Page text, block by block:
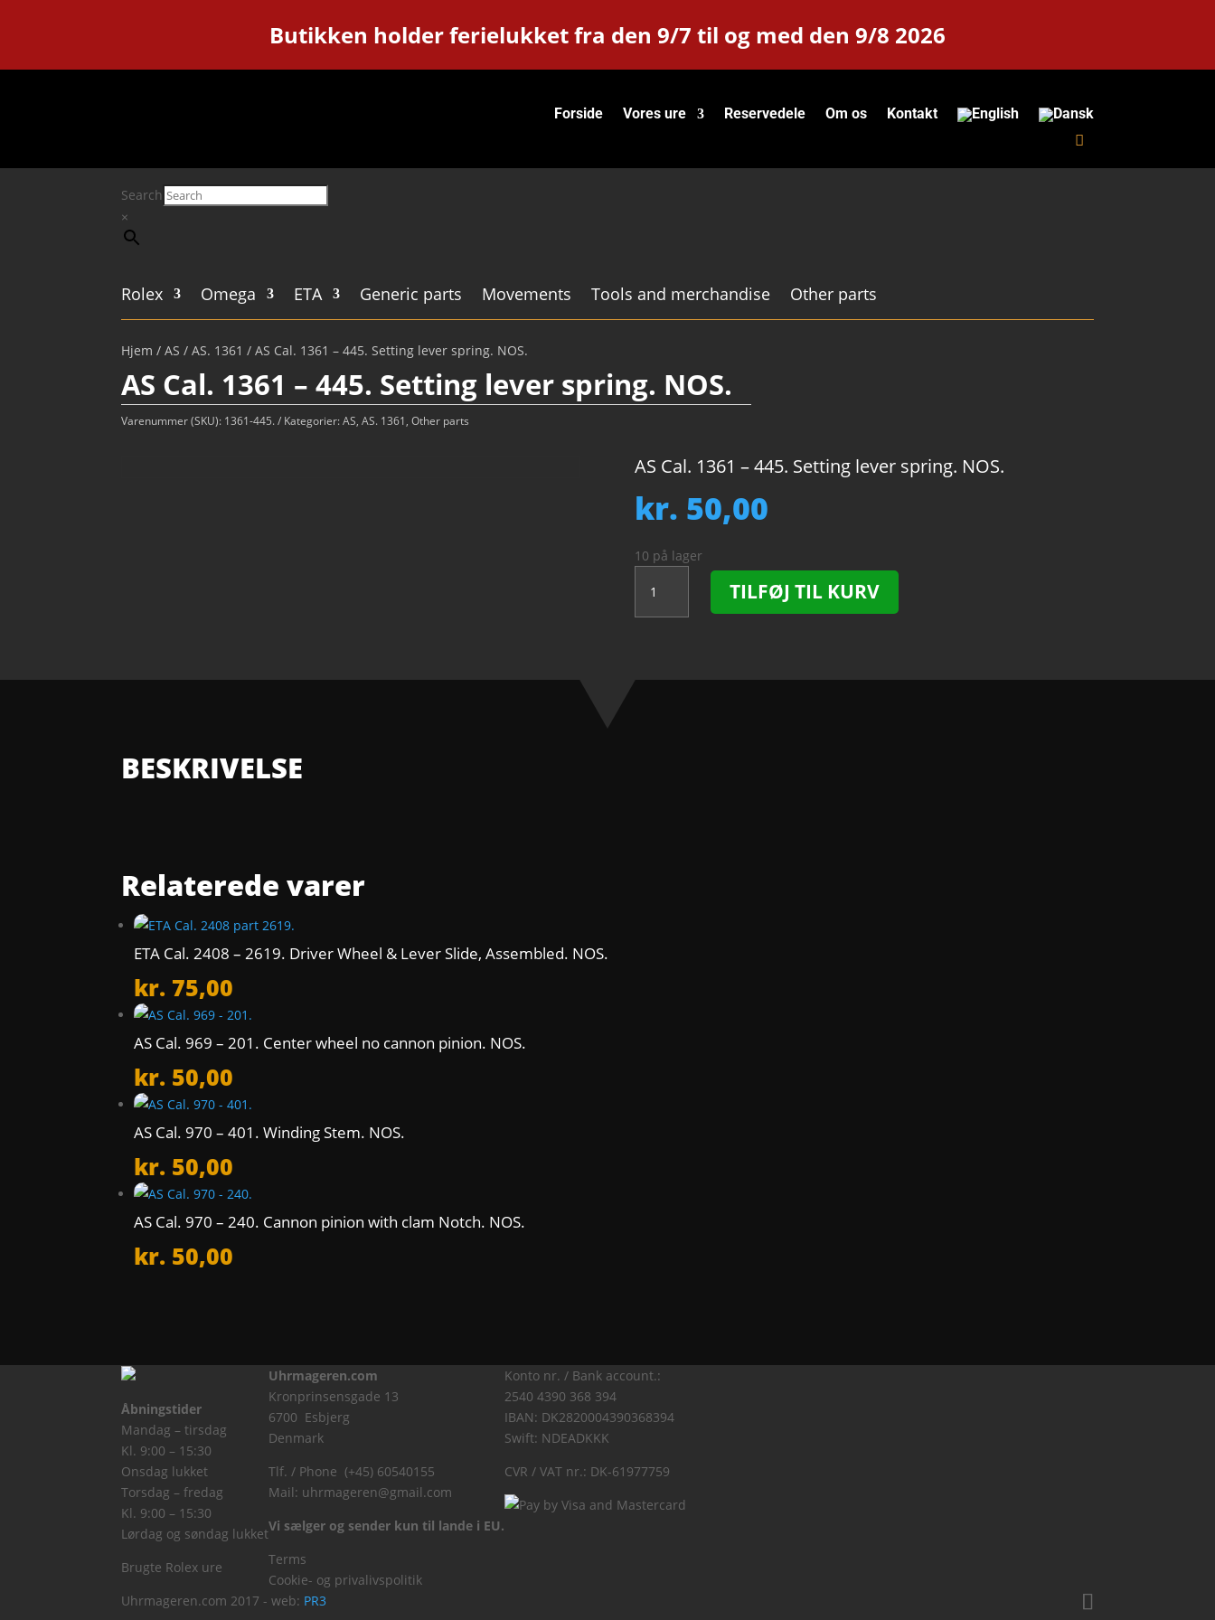
Butikken holder ferielukket fra den 9/7 til og med den 9/8 2026
Forside Vores ure Reservedele Om os Kontakt
Search
×
Rolex Omega ETA Generic parts Movements Tools and merchandise Other parts
Hjem /AS /AS. 1361 / AS Cal. 1361 – 445. Setting lever spring. NOS.
AS Cal. 1361 – 445. Setting lever spring. NOS.
Varenummer (SKU): 1361-445. Kategorier:AS,AS. 1361,Other parts
AS Cal. 1361 – 445. Setting lever spring. NOS.
kr. 50,00
10 på lager
Cal.
1361
Setting
TILFØJ TIL KURV
BESKRIVELSE
Relaterede varer
ETA Cal. 2408 – 2619. Driver Wheel & Lever Slide, Assembled. NOS.
kr. 75,00
AS Cal. 969 – 201. Center wheel no cannon pinion. NOS.
kr. 50,00
AS Cal. 970 – 401. Winding Stem. NOS.
kr. 50,00
AS Cal. 970 – 240. Cannon pinion with clam Notch. NOS.
kr. 50,00
Åbningstider
Mandag – tirsdag
Kl. 9:00 – 15:30
Onsdag lukket
Torsdag – fredag
Kl. 9:00 – 15:30
Lørdag og søndag lukket
Brugte Rolex ure
Uhrmageren.com
Kronprinsensgade 13
6700 Esbjerg
Denmark
Tlf. / Phone (+45) 60540155
Mail: uhrmageren@gmail.com
Vi sælger og sender kun til lande i EU.
Terms
Cookie- og privalivspolitik
Konto nr. / Bank account.:
2540 4390 368 394
IBAN: DK2820004390368394
Swift: NDEADKKK
CVR / VAT nr.: DK-61977759
Uhrmageren.com 2017 - web: PR3